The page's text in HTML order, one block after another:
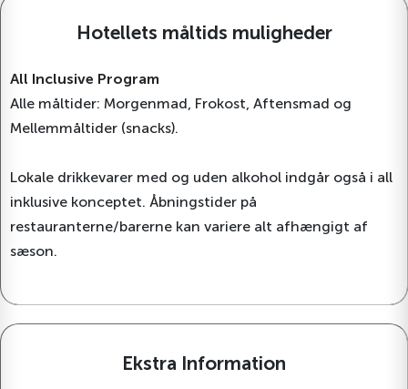
Hotellets måltids muligheder
All Inclusive Program
Alle måltider: Morgenmad, Frokost, Aftensmad og
Mellemmåltider (snacks).
Lokale drikkevarer med og uden alkohol indgår også i all
inklusive konceptet. Åbningstider på
restauranterne/barerne kan variere alt afhængigt af
sæson.
Ekstra Information